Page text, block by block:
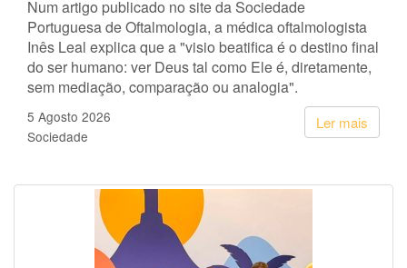
Num artigo publicado no site da Sociedade
Portuguesa de Oftalmologia, a médica oftalmologista
Inês Leal explica que a "visio beatifica é o destino final
do ser humano: ver Deus tal como Ele é, diretamente,
sem mediação, comparação ou analogia".
Ler mais
5 Agosto 2026
Sociedade